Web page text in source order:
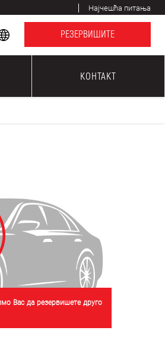
Најчешћа питања
РЕЗЕРВИШИТЕ
КОНТАКТ
Вас да резервишете друго